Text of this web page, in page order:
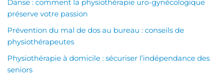
Danse : comment la physiothérapie uro-gynécologique
préserve votre passion
Prévention du mal de dos au bureau : conseils de
physiothérapeutes
Physiothérapie à domicile : sécuriser l’indépendance des
seniors